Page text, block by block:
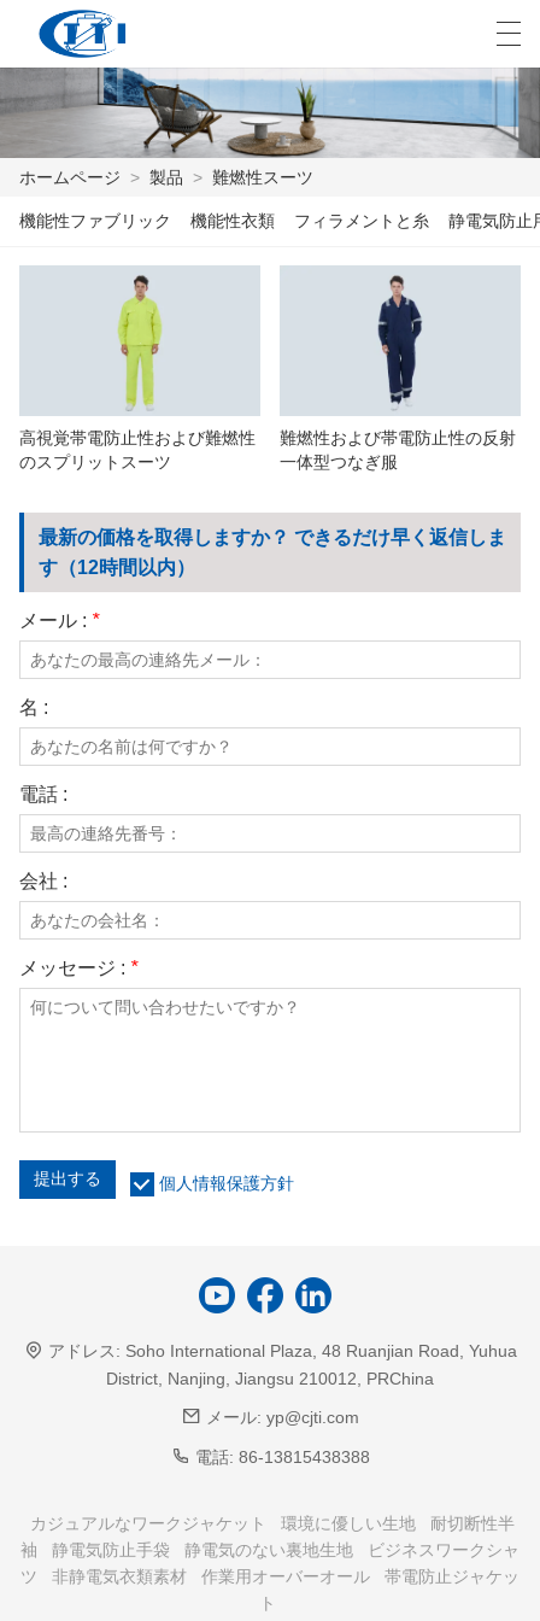
ホームページ
カスタマイズ
私たちについて
ニュース
我々に連絡し
ビデオ
العربية česky Deutsch
ホームページ > 製品 > 難燃性スーツ
機能性ファブリック 機能性衣類 フィラメントと糸 静電気防止
高視覚帯電防止性および難燃性
のスプリットスーツ
難燃性および帯電防止性の反射
一体型つなぎ服
最新の価格を取得しますか？ できるだけ早く返信しま
す（12時間以内）
メール : *
名 :
電話 :
会社 :
メッセージ : *
提出する 個人情報保護方針
アドレス: Soho International Plaza, 48 Ruanjian Road, Yuhua
District, Nanjing, Jiangsu 210012, PRChina
メール: yp@cjti.com
電話: 86-13815438388
カジュアルなワークジャケット 環境に優しい生地
耐切断性半
袖
静電気防止手袋 静電気のない裏地生地
ビジネスワークシャ
ツ
非静電気衣類素材 作業用オーバーオール
帯電防止ジャケッ
ト